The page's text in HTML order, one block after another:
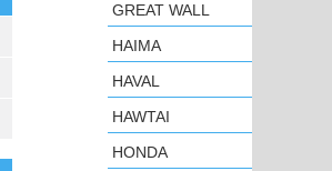
GREAT WALL
HAIMA
HAVAL
HAWTAI
HONDA